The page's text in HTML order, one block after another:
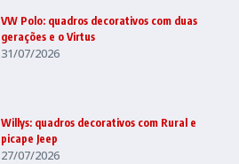
VW Polo: quadros decorativos com duas
gerações e o Virtus
31/07/2026
Willys: quadros decorativos com Rural e
picape Jeep
27/07/2026